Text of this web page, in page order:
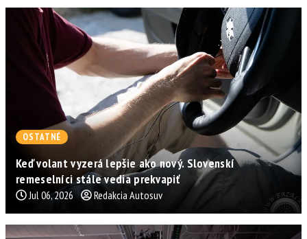
OSTATNÉ
Keď volant vyzerá lepšie ako nový. Slovenskí
remeselníci stále vedia prekvapiť
Jul 06, 2026 Redakcia Autosuv